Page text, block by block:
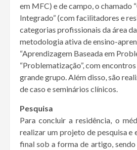
em MFC) e de campo, o chamado
Integrado” (com facilitadores e
categorias profissionais da área
metodologia ativa de ensino-
“Aprendizagem Baseada em
“Problematização”, com
grande grupo. Além disso, são
de caso e seminários clínicos.
Pesquisa
Para concluir a residência, o
realizar um projeto de pesquisa e
final sob a forma de artigo,